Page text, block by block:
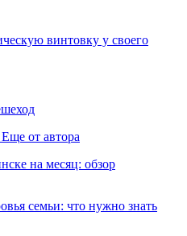
винтовку у своего
Еще от автора
на месяц: обзор
семьи: что нужно знать